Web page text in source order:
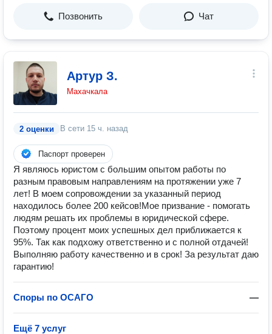
Позвонить Чат
Артур З.
Махачкала
2 оценки В сети 15 ч. назад
Паспорт проверен
Я являюсь юристом с большим опытом работы по
разным правовым направлениям на протяжении уже 7
лет! В моем сопровождении за указанный период
находилось более 200 кейсов!Мое призвание - помогать
людям решать их проблемы в юридической сфере.
Поэтому процент моих успешных дел приближается к
95%. Так как подхожу ответственно и с полной отдачей!
Выполняю работу качественно и в срок! За результат даю
гарантию!
Споры по ОСАГО —
Ещё 7 услуг